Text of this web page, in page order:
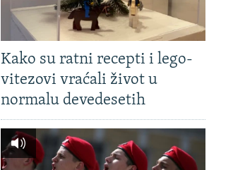
Kako su ratni recepti i lego-
vitezovi vraćali život u
normalu devedesetih